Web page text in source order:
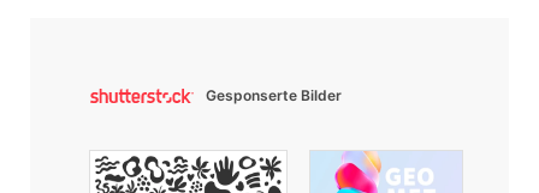
Gesponserte Bilder